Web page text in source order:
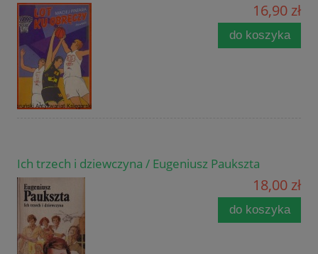
16,90 zł
do koszyka
Ich trzech i dziewczyna / Eugeniusz Paukszta
18,00 zł
do koszyka